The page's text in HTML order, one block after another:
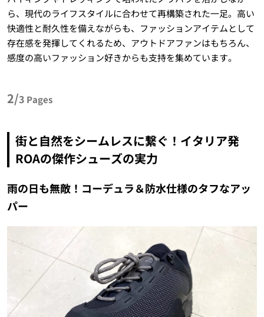
ら、現代のライフスタイルに合わせて再構築された一足。高い
快適性と耐久性を備えながらも、ファッションアイテムとして
存在感を発揮してくれるため、アウトドアファンはもちろん、
感度の高いファッション好きからも支持を集めています。
2/3 Pages
街と自然をシームレスに繋ぐ！イタリア発
ROAの傑作シューズの実力
雨の日も無敵！コーデュラ＆防水仕様のタフなアッ
パー